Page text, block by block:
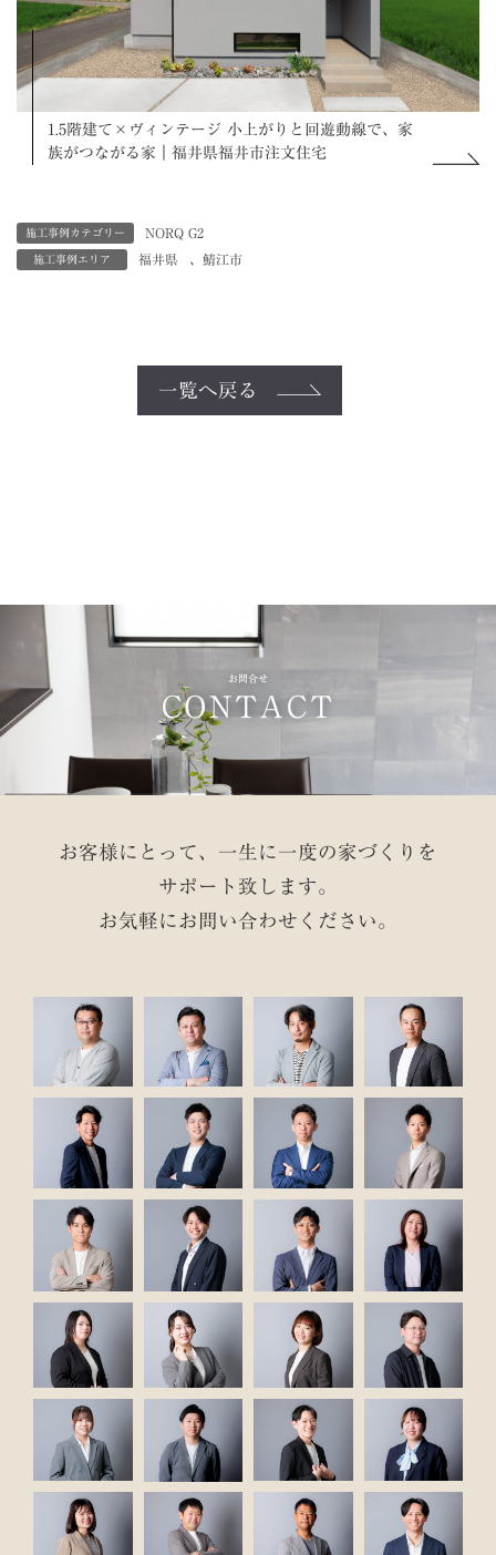
1.5階建て×ヴィンテージ 小上がりと回遊動線で、家
族がつながる家｜福井県福井市注文住宅
施工事例カテゴリー NORQ G2
施工事例エリア 福井県 、 鯖江市
一覧へ戻る
お問合せ
CONTACT
お客様にとって、一生に一度の家づくりを
サポート致します。
お気軽にお問い合わせください。